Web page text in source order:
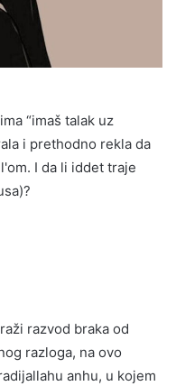
“imaš talak uz
i prethodno rekla da
I da li iddet traje
razvod braka od
razloga, na ovo
anhu, u kojem